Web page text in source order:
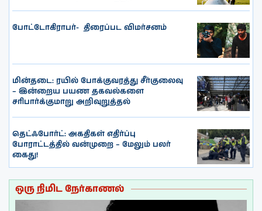
போட்டோகிராபர்- ‌ திரைப்பட விமர்சனம்
மின்தடை: ரயில் போக்குவரத்து சீர்குலைவு
– இன்றைய பயண தகவல்களை
சரிபார்க்குமாறு அறிவுறுத்தல்
தெட்ஃபோர்ட்: அகதிகள் எதிர்ப்பு
போராட்டத்தில் வன்முறை – மேலும் பலர்
கைது!
ஒரு நிமிட நேர்காணல்